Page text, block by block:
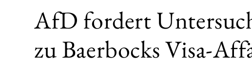
AfD fordert
zu Baerbocks Visa-